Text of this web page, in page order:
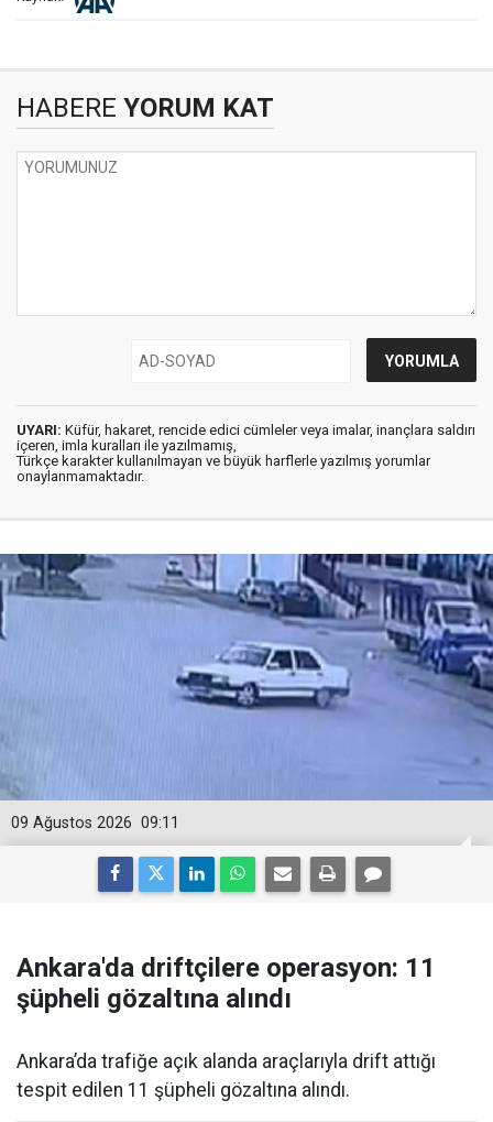
HABERE YORUM KAT
UYARI: Küfür, hakaret, rencide edici cümleler veya imalar, inançlara saldırı
içeren, imla kuralları ile yazılmamış,
Türkçe karakter kullanılmayan ve büyük harflerle yazılmış yorumlar
onaylanmamaktadır.
09:11
09 Ağustos 2026
Ankara'da driftçilere operasyon: 11
şüpheli gözaltına alındı
Ankara’da trafiğe açık alanda araçlarıyla drift attığı
tespit edilen 11 şüpheli gözaltına alındı.